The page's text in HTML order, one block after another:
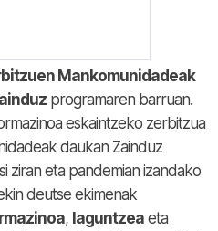
Mankomunidadeak
programaren barruan.
eskaintzeko zerbitzua
daukan Zainduz
ziran eta pandemian izandako
deutse ekimenak
, laguntzea eta